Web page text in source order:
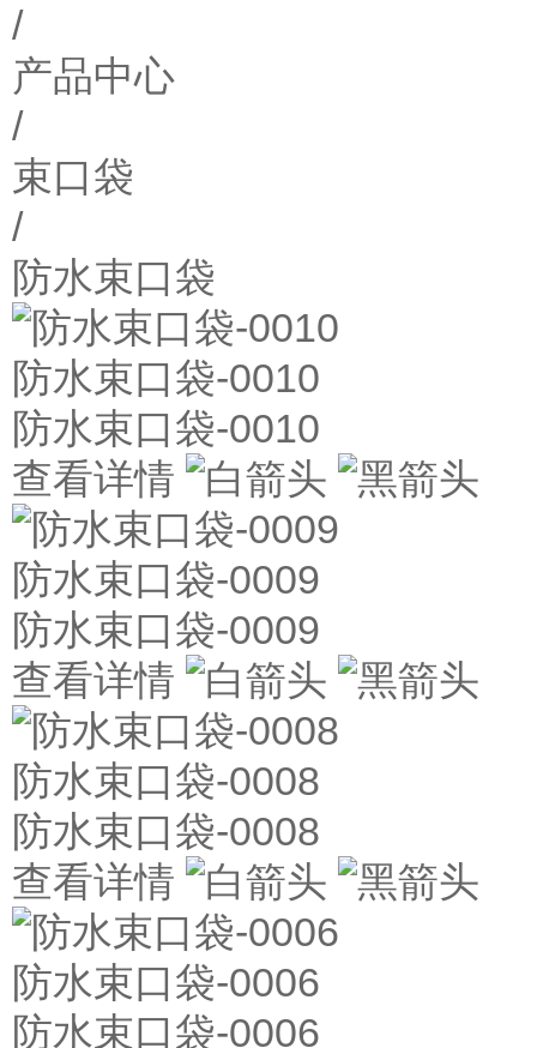
/
产品中心
/
束口袋
/
防水束口袋
防水束口袋-0010
防水束口袋-0010
查看详情
防水束口袋-0009
防水束口袋-0009
查看详情
防水束口袋-0008
防水束口袋-0008
查看详情
防水束口袋-0006
防水束口袋-0006